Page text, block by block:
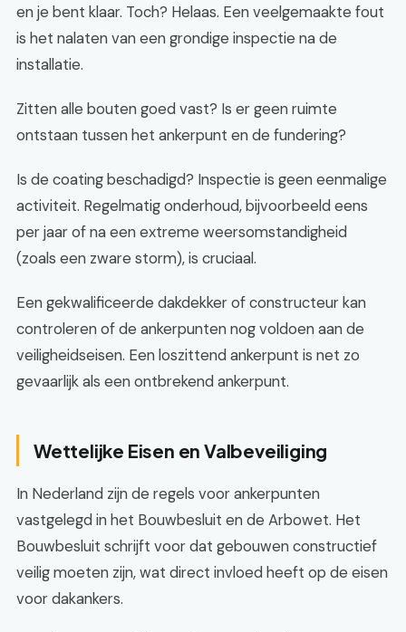
en je bent klaar. Toch? Helaas. Een veelgemaakte fout
is het nalaten van een grondige inspectie na de
installatie.
Zitten alle bouten goed vast? Is er geen ruimte
ontstaan tussen het ankerpunt en de fundering?
Is de coating beschadigd? Inspectie is geen eenmalige
activiteit. Regelmatig onderhoud, bijvoorbeeld eens
per jaar of na een extreme weersomstandigheid
(zoals een zware storm), is cruciaal.
Een gekwalificeerde dakdekker of constructeur kan
controleren of de ankerpunten nog voldoen aan de
veiligheidseisen. Een loszittend ankerpunt is net zo
gevaarlijk als een ontbrekend ankerpunt.
Wettelijke Eisen en Valbeveiliging
In Nederland zijn de regels voor ankerpunten
vastgelegd in het Bouwbesluit en de Arbowet. Het
Bouwbesluit schrijft voor dat gebouwen constructief
veilig moeten zijn, wat direct invloed heeft op de eisen
voor dakankers.